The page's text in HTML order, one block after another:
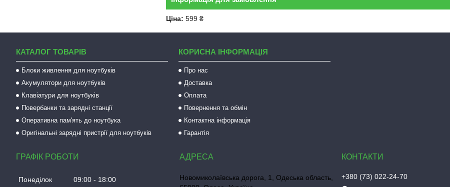
Ціна: 599 ₴
КАТАЛОГ ТОВАРІВ
Блоки живлення для ноутбуків
Акумулятори для ноутбуків
Клавіатури для ноутбуків
Повербанки та зарядні станції
Оперативна пам'ять до ноутбука
Оригінальні зарядні пристрії для ноутбуків
КОРИСНА ІНФОРМАЦІЯ
Про нас
Доставка
Оплата
Повернення та обмін
Контактна інформація
Гарантія
ГРАФІК РОБОТИ
Понеділок 09:00 18:00
Новомиколаївська дорога, 1, Одеська область,
+380 (73) 022-24-70